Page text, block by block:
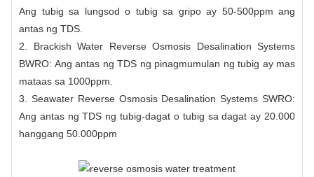
Ang tubig sa lungsod o tubig sa gripo ay 50-500ppm ang
antas ng TDS.
2. Brackish Water Reverse Osmosis Desalination Systems
BWRO: Ang antas ng TDS ng pinagmumulan ng tubig ay mas
mataas sa 1000ppm.
3. Seawater Reverse Osmosis Desalination Systems SWRO:
Ang antas ng TDS ng tubig-dagat o tubig sa dagat ay 20.000
hanggang 50.000ppm